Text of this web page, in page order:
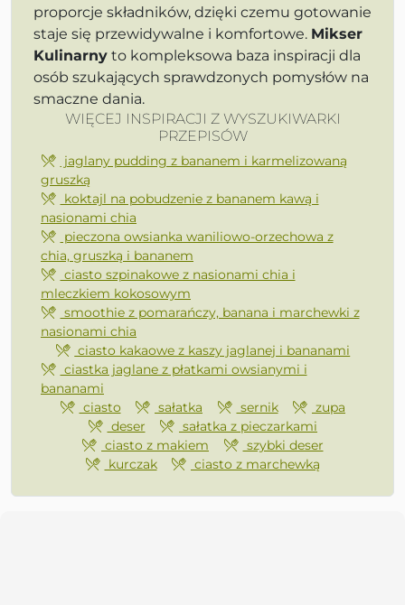
proporcje składników, dzięki czemu gotowanie
staje się przewidywalne i komfortowe. Mikser
Kulinarny to kompleksowa baza inspiracji dla
osób szukających sprawdzonych pomysłów na
smaczne dania.
WIĘCEJ INSPIRACJI Z WYSZUKIWARKI
PRZEPISÓW
jaglany pudding z bananem i karmelizowaną
gruszką
koktajl na pobudzenie z bananem kawą i
nasionami chia
pieczona owsianka waniliowo-orzechowa z
chia, gruszką i bananem
ciasto szpinakowe z nasionami chia i
mleczkiem kokosowym
smoothie z pomarańczy, banana i marchewki z
nasionami chia
ciasto kakaowe z kaszy jaglanej i bananami
ciastka jaglane z płatkami owsianymi i
bananami
ciasto
sałatka sernik
zupa
deser
sałatka z pieczarkami
ciasto z makiem
szybki deser
kurczak
ciasto z marchewką